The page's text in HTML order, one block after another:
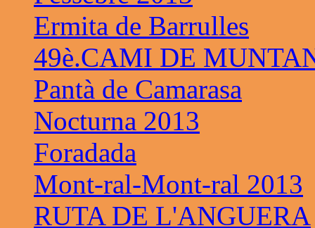
Ermita de Barrulles
49è.CAMI DE
Pantà de Camarasa
Nocturna 2013
Foradada
Mont-ral-Mont-ral 2013
RUTA DE L'ANGUERA